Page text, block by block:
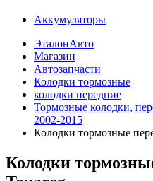
Аккумуляторы
ЭталонАвто
Магазин
Автозапчасти
Колодки тормозные
колодки передние
Тормозные колодки,
2002-2015
Колодки тормозные
Колодки